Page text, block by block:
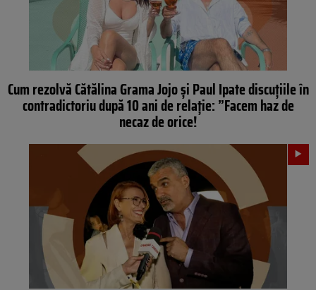
Cum rezolvă Cătălina Grama Jojo și Paul Ipate discuțiile în
contradictoriu după 10 ani de relație: ”Facem haz de
necaz de orice!